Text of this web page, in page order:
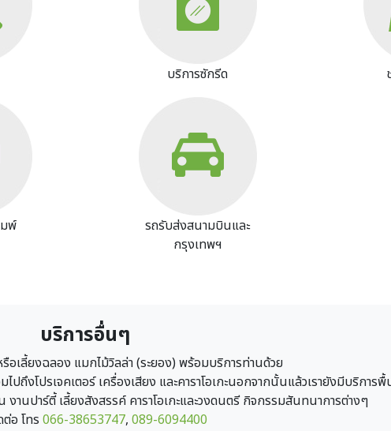
บริการซักรีด
พ์
รถรับส่งสนามบินและ
กรุงเทพฯ
บริการอื่นๆ
รือเลี้ยงฉลอง แมกไม้วิลล่า (ระยอง) พร้อมบริการท่านด้วย
ถึงโปรเจคเตอร์ เครื่องเสียง และคาราโอเกะนอกจากนั้นแล้วเรายังมีบริการ
านปาร์ตี้ เลี้ยงสังสรรค์ คาราโอเกะและวงดนตรี กิจกรรมสันทนาการต่างๆ
อ โทร 066-38653747, 089-6094400